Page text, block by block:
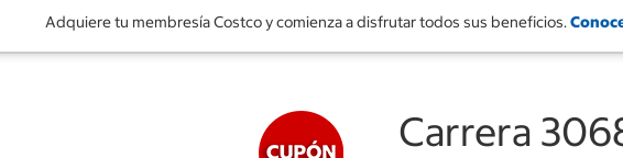
Adquiere tu membresía Costco y comienza a disfrutar todos sus beneficios.
Carrera